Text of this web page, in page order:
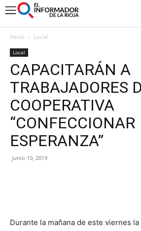
Inicio Local
Local
CAPACITARÁN A
TRABAJADORES
COOPERATIVA
“CONFECCIONAR
ESPERANZA”
junio 10, 2019
Durante la mañana de este viernes